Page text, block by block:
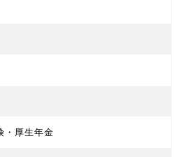
・厚生年金